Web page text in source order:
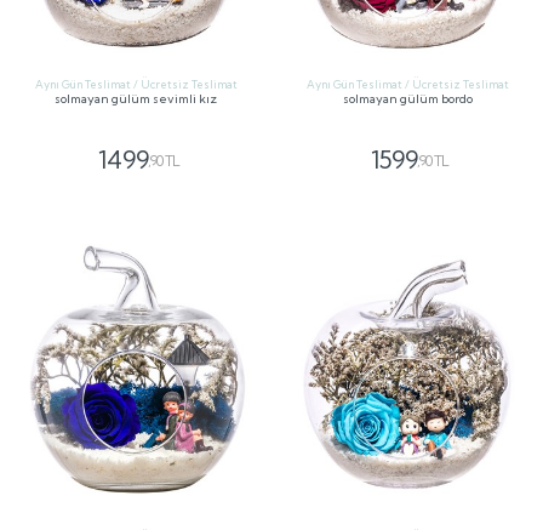
Aynı Gün Teslimat / Ücretsiz Teslimat
solmayan gülüm sevimli kız
1499,90 TL
Aynı Gün Teslimat / Ücretsiz Teslimat
solmayan gülüm bordo
1599,90 TL